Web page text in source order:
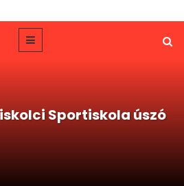
Sportiskola úszó